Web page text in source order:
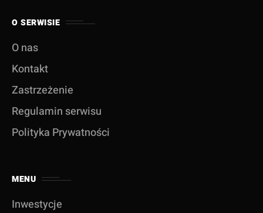
O SERWISIE
O nas
Kontakt
Zastrzeżenie
Regulamin serwisu
Polityka Prywatności
MENU
Inwestycje